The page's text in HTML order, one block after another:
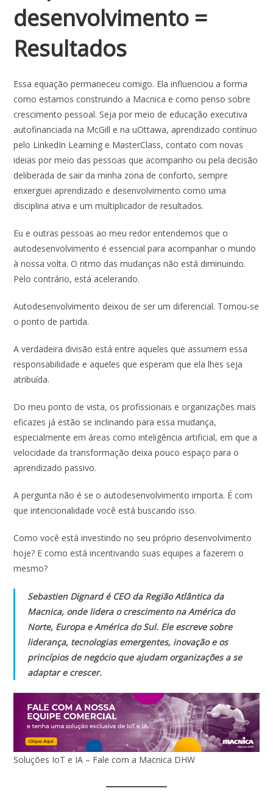
desenvolvimento =
Resultados
Essa equação permaneceu comigo. Ela influenciou a forma
como estamos construindo a Macnica e como penso sobre
crescimento pessoal. Seja por meio de educação executiva
autofinanciada na McGill e na uOttawa, aprendizado contínuo
pelo LinkedIn Learning e MasterClass, contato com novas
ideias por meio das pessoas que acompanho ou pela decisão
deliberada de sair da minha zona de conforto, sempre
enxerguei aprendizado e desenvolvimento como uma
disciplina ativa e um multiplicador de resultados.
Eu e outras pessoas ao meu redor entendemos que o
autodesenvolvimento é essencial para acompanhar o mundo
à nossa volta. O ritmo das mudanças não está diminuindo.
Pelo contrário, está acelerando.
Autodesenvolvimento deixou de ser um diferencial. Tornou-se
o ponto de partida.
A verdadeira divisão está entre aqueles que assumem essa
responsabilidade e aqueles que esperam que ela lhes seja
atribuída.
Do meu ponto de vista, os profissionais e organizações mais
eficazes já estão se inclinando para essa mudança,
especialmente em áreas como inteligência artificial, em que a
velocidade da transformação deixa pouco espaço para o
aprendizado passivo.
A pergunta não é se o autodesenvolvimento importa. É com
que intencionalidade você está buscando isso.
Como você está investindo no seu próprio desenvolvimento
hoje? E como está incentivando suas equipes a fazerem o
mesmo?
Sebastien Dignard é CEO da Região Atlântica da
Macnica, onde lidera o crescimento na América do
Norte, Europa e América do Sul. Ele escreve sobre
liderança, tecnologias emergentes, inovação e os
princípios de negócio que ajudam organizações a se
adaptar e crescer.
Soluções IoT e IA – Fale com a Macnica DHW